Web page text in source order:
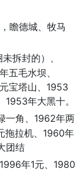
瞻德城、牧马
拆封的）、
五毛水坝、
宝塔山、1953
年大黑十。
一角、1962年两
拖拉机、1960年
团结
年1元、1980